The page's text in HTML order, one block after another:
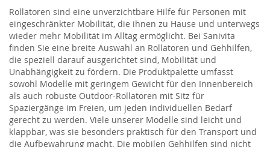
Rollatoren sind eine unverzichtbare Hilfe für Personen mit
eingeschränkter Mobilität, die ihnen zu Hause und unterwegs
wieder mehr Mobilität im Alltag ermöglicht. Bei Sanivita
finden Sie eine breite Auswahl an Rollatoren und Gehhilfen,
die speziell darauf ausgerichtet sind, Mobilität und
Unabhängigkeit zu fördern. Die Produktpalette umfasst
sowohl Modelle mit geringem Gewicht für den Innenbereich
als auch robuste Outdoor-Rollatoren mit Sitz für
Spaziergänge im Freien, um jeden individuellen Bedarf
gerecht zu werden. Viele unserer Modelle sind leicht und
klappbar, was sie besonders praktisch für den Transport und
die Aufbewahrung macht. Die mobilen Gehhilfen sind nicht